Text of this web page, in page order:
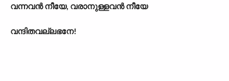
വന്നവൻ നീയേ, വരാനുള്ളവൻ നീയേ
വന്ദിതവല്ലഭനേ!